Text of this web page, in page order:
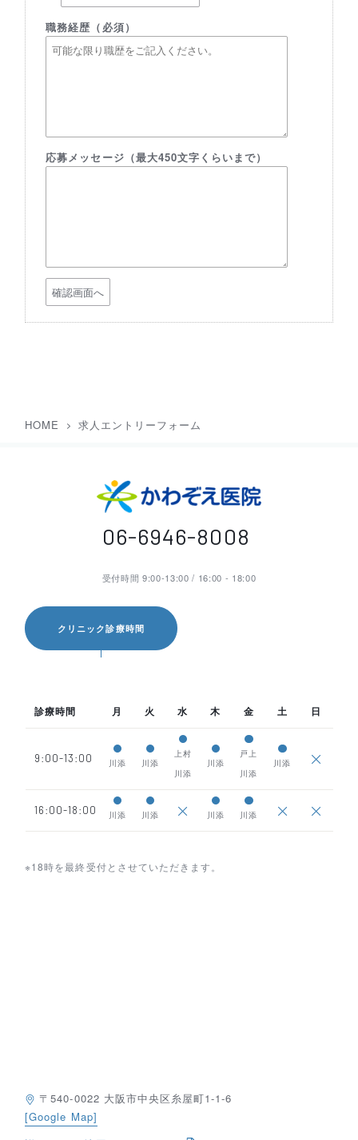
職務経歴（必須）
応募メッセージ（最大450文字くらいまで）
HOME 求人エントリーフォーム
06-6946-8008
受付時間 9:00-13:00 / 16:00 - 18:00
クリニック診療時間
診療時間 月 火 水 木 金 土 日
9:00-13:00 川添 川添
上村
川添
川添
戸上
川添
川添
16:00-18:00 川添 川添 川添 川添
※18時を最終受付とさせていただきます。
〒540-0022 ⼤阪市中央区⽷屋町1-1-6
[Google Map]